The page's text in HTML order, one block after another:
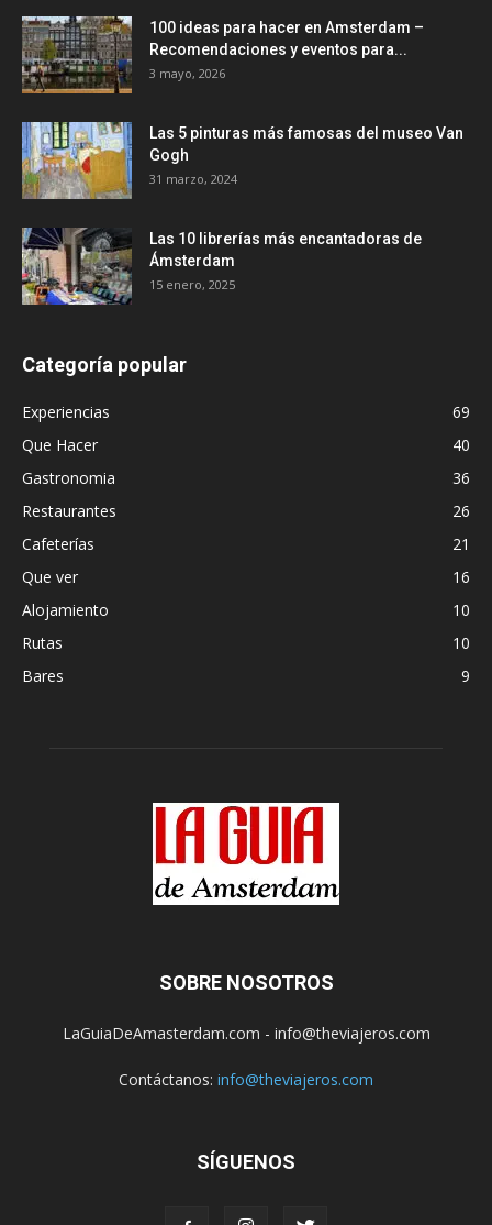
100 ideas para hacer en Amsterdam –
Recomendaciones y eventos para...
3 mayo, 2026
Las 5 pinturas más famosas del museo Van
Gogh
31 marzo, 2024
Las 10 librerías más encantadoras de
Ámsterdam
15 enero, 2025
Categoría popular
Experiencias
69
Que Hacer
40
Gastronomia
36
Restaurantes
26
Cafeterías
21
Que ver
16
Alojamiento
10
Rutas
10
Bares
9
SOBRE NOSOTROS
LaGuiaDeAmasterdam.com - info@theviajeros.com
Contáctanos: info@theviajeros.com
SÍGUENOS